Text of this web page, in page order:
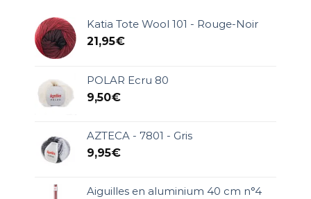
Katia Tote Wool 101 - Rouge-Noir
21,95€
POLAR Ecru 80
9,50€
AZTECA - 7801 - Gris
9,95€
Aiguilles en aluminium 40 cm n°4